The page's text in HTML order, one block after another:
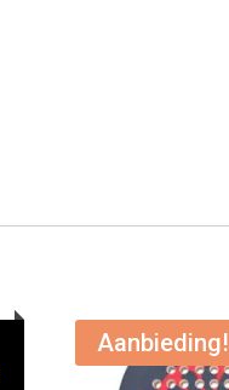
Aanbieding!